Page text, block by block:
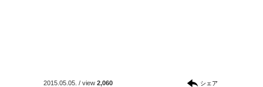
2015.05.05. / view 2,060 シェア